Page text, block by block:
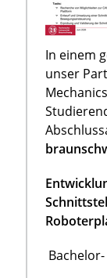
In einem
unser